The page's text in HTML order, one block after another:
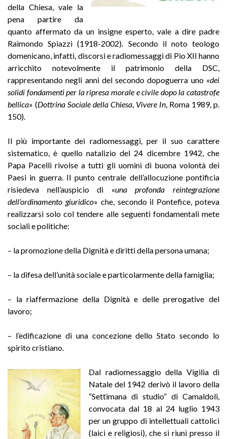
della Chiesa, vale la
pena partire da
quanto affermato da un insigne esperto, vale a dire padre
Raimondo Spiazzi (1918-2002). Secondo il noto teologo
domenicano, infatti, discorsi e radiomessaggi di Pio XII hanno
arricchito notevolmente il patrimonio della DSC,
rappresentando negli anni del secondo dopoguerra uno «dei
solidi fondamenti per la ripresa morale e civile dopo la catastrofe
bellica» (Dottrina Sociale della Chiesa Vivere In , Roma 1989, p.
150).
Il più importante dei radiomessaggi, per il suo carattere
sistematico, è quello natalizio del 24 dicembre 1942, che
Papa Pacelli rivolse a tutti gli uomini di buona volontà dei
Paesi in guerra. Il punto centrale dell’allocuzione pontificia
risiedeva nell’auspicio di «una profonda reintegrazione
dell’ordinamento giuridico» che, secondo il Pontefice, poteva
realizzarsi solo col tendere alle seguenti fondamentali mete
sociali e politiche:
– la promozione della Dignità e diritti della persona umana;
– la difesa dell’unità sociale e particolarmente della famiglia;
– la riaffermazione della Dignità e delle prerogative del
lavoro;
– l’edificazione di una concezione dello Stato secondo lo
spirito cristiano.
Dal radiomessaggio della Vigilia di
Natale del 1942 derivò il lavoro della
“Settimana di studio” di Camaldoli,
convocata dal 18 al 24 luglio 1943
per un gruppo di intellettuali cattolici
(laici e religiosi), che si riunì presso il